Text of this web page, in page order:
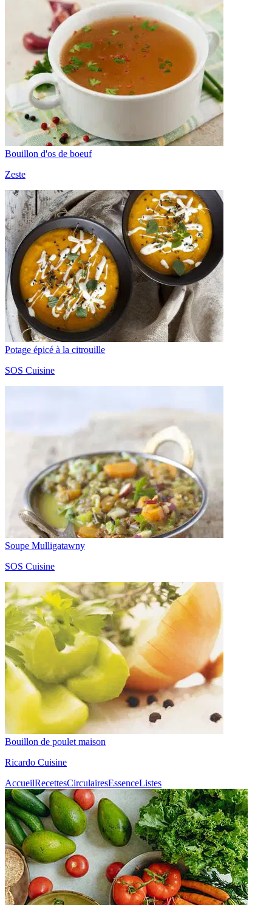
Bouillon d'os de boeuf
Zeste
Potage épicé à la citrouille
SOS Cuisine
Soupe Mulligatawny
SOS Cuisine
Bouillon de poulet maison
Ricardo Cuisine
AccueilRecettesCirculairesEssenceListes